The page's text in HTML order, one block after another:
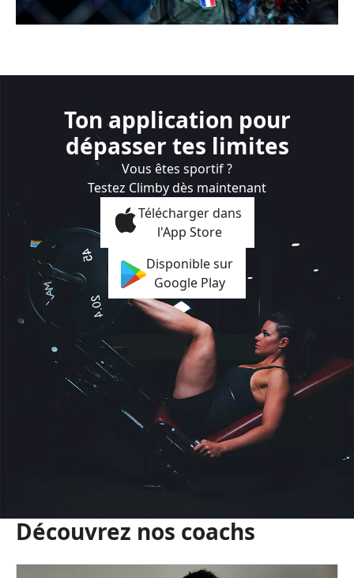
Ton application pour
dépasser tes limites
Vous êtes sportif ?
Testez Climby dès maintenant
Télécharger dans
l'App Store
Disponible sur
Google Play
Découvrez nos coachs